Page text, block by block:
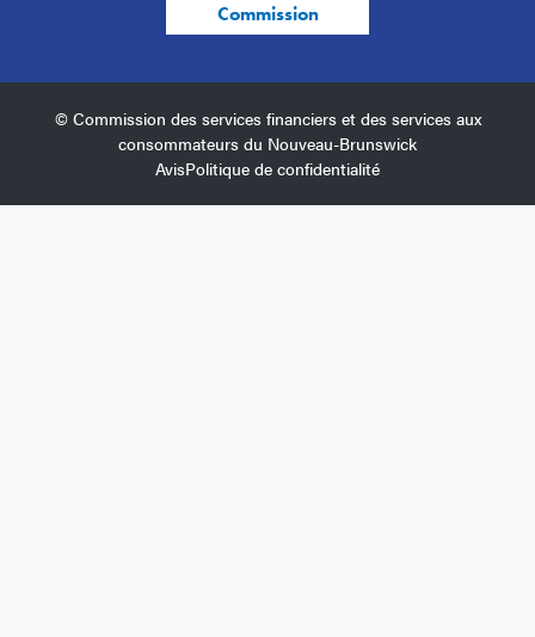
Commission
© Commission des services financiers et des services aux
consommateurs du Nouveau-Brunswick
AvisPolitique de confidentialité